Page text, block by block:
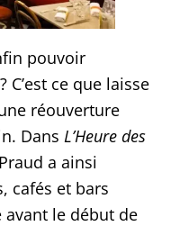
pouvoir
ce que laisse
réouverture
DansL’Heure des
a ainsi
cafés et bars
le début de